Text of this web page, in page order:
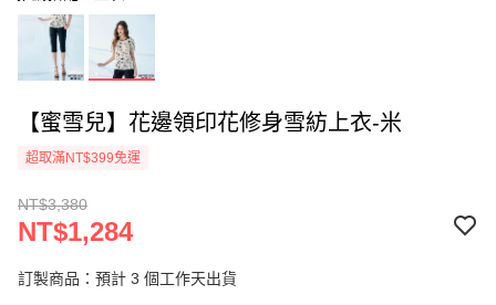
【蜜雪兒】花邊領印花修身雪紡上衣-米
超取滿NT$399免運
NT$3,380
NT$1,284
訂製商品：預計 3 個工作天出貨